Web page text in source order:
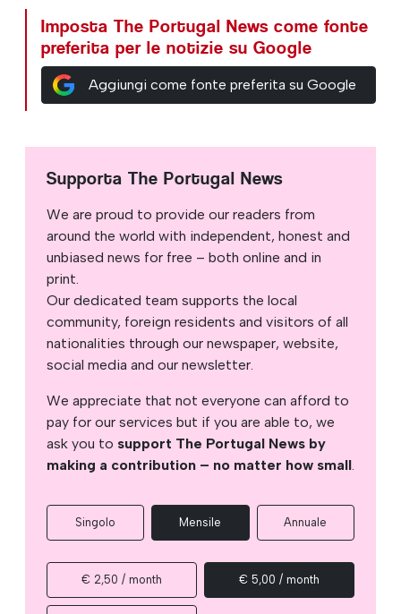
Imposta The Portugal News come fonte
preferita per le notizie su Google
Aggiungi come fonte preferita su Google
Supporta The Portugal News
We are proud to provide our readers from
around the world with independent, honest and
unbiased news for free – both online and in
print.
Our dedicated team supports the local
community, foreign residents and visitors of all
nationalities through our newspaper, website,
social media and our newsletter.
We appreciate that not everyone can afford to
pay for our services but if you are able to, we
ask you to support The Portugal News by
making a contribution – no matter how small.
Singolo Mensile Annuale
€ 2,50 / month € 5,00 / month